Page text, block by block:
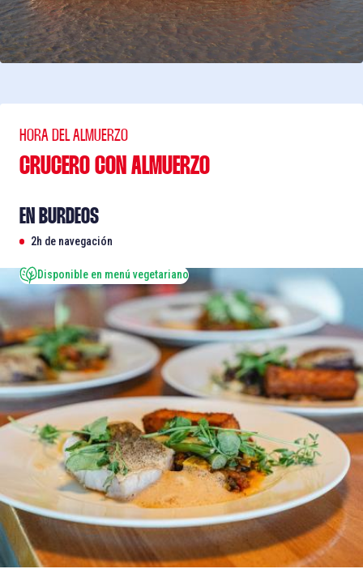
HORA DEL ALMUERZO
CRUCERO CON ALMUERZO
EN BURDEOS
2h de navegación
Disponible en menú vegetariano